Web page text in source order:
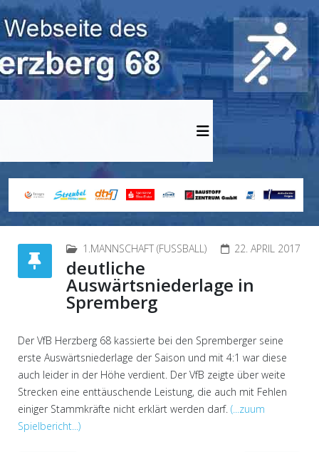
1.MANNSCHAFT (FUSSBALL) 22. APRIL 2017
deutliche
Auswärtsniederlage in
Spremberg
Der VfB Herzberg 68 kassierte bei den Spremberger seine
erste Auswärtsniederlage der Saison und mit 4:1 war diese
auch leider in der Höhe verdient. Der VfB zeigte über weite
Strecken eine enttäuschende Leistung, die auch mit Fehlen
einiger Stammkräfte nicht erklärt werden darf. (...zuum
Spielbericht...)